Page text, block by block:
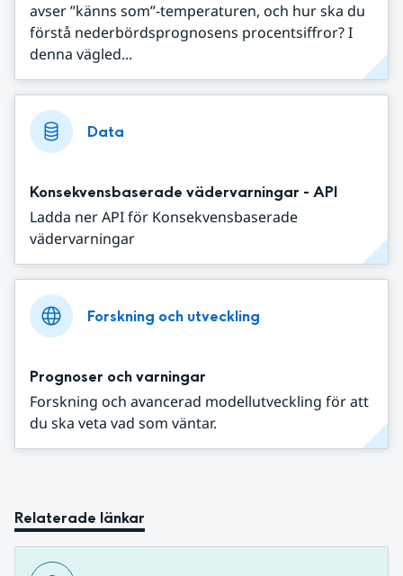
avser ”känns som”-temperaturen, och hur ska du
förstå nederbördsprognosens procentsiffror? I
denna vägled...
Data
Konsekvensbaserade vädervarningar - API
Ladda ner API för Konsekvensbaserade
vädervarningar
Forskning och utveckling
Prognoser och varningar
Forskning och avancerad modellutveckling för att
du ska veta vad som väntar.
Relaterade länkar